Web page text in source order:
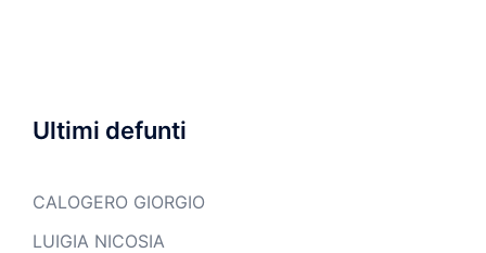
Ultimi defunti
CALOGERO GIORGIO
LUIGIA NICOSIA